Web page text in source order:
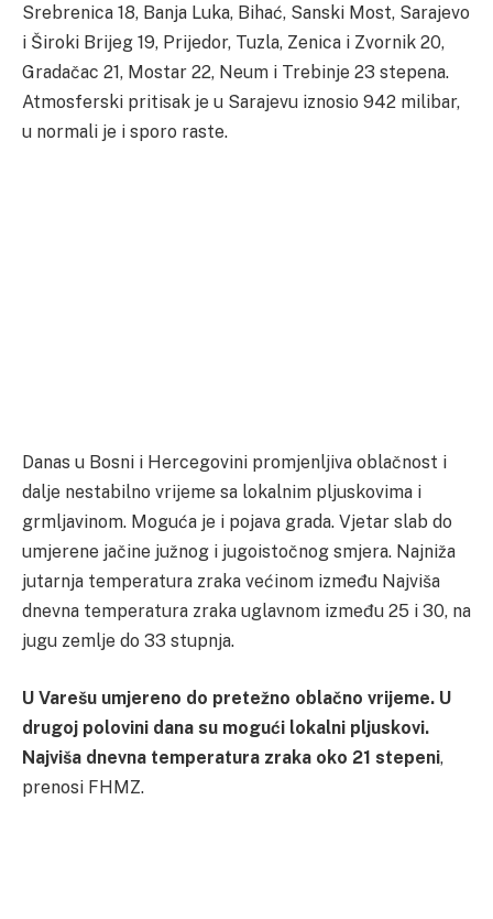
Srebrenica 18, Banja Luka, Bihać, Sanski Most, Sarajevo
i Široki Brijeg 19, Prijedor, Tuzla, Zenica i Zvornik 20,
Gradačac 21, Mostar 22, Neum i Trebinje 23 stepena.
Atmosferski pritisak je u Sarajevu iznosio 942 milibar,
u normali je i sporo raste.
Danas u Bosni i Hercegovini promjenljiva oblačnost i
dalje nestabilno vrijeme sa lokalnim pljuskovima i
grmljavinom. Moguća je i pojava grada. Vjetar slab do
umjerene jačine južnog i jugoistočnog smjera. Najniža
jutarnja temperatura zraka većinom između Najviša
dnevna temperatura zraka uglavnom između 25 i 30, na
jugu zemlje do 33 stupnja.
U Varešu umjereno do pretežno oblačno vrijeme. U
drugoj polovini dana su mogući lokalni pljuskovi.
Najviša dnevna temperatura zraka oko 21 stepeni,
prenosi FHMZ.